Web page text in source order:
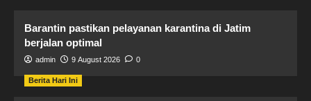
Barantin pastikan pelayanan karantina di Jatim
berjalan optimal
admin 9 August 2026 0
Berita Hari Ini